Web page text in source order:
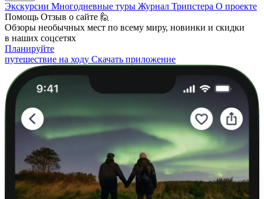
Экскурсии Многодневные туры Журнал Трипстера О проекте
Помощь Отзыв о сайте 🙋
Обзоры необычных мест по всему миру, новинки и скидки
в наших соцсетях
Планируйте
путешествие на ходу Скачать приложение